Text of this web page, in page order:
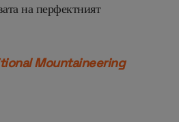
на перфектният
Mountaineering